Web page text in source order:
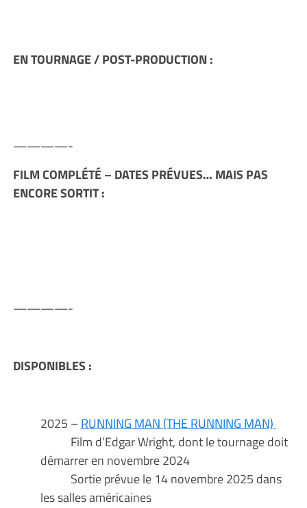
EN TOURNAGE / POST-PRODUCTION :
————-
FILM COMPLÉTÉ – DATES PRÉVUES… MAIS PAS
ENCORE SORTIT :
————-
DISPONIBLES :
2025 –RUNNING MAN (THE RUNNING MAN)
Film d’Edgar Wright, dont le tournage doit
démarrer en novembre 2024
Sortie prévue le 14 novembre 2025 dans
les salles américaines